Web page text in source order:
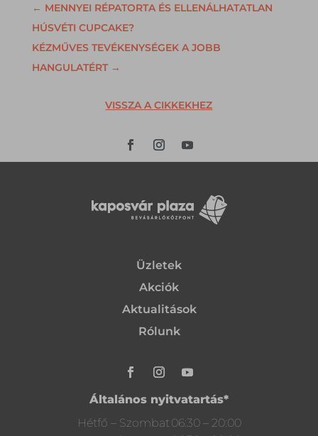
← MENNYEI RÉPATORTA ÉS ELLENÁLHATATLAN
HÚSVÉTI CUPCAKE?
KÉZMŰVES TEVÉKENYSÉGEK A JOBB
HANGULATÉRT→
VISSZA A CIKKEKHEZ
Üzletek
Akciók
Aktualitások
Rólunk
Általános nyitvatartás*
Hétfő – Szombat 06:30 – 20:00